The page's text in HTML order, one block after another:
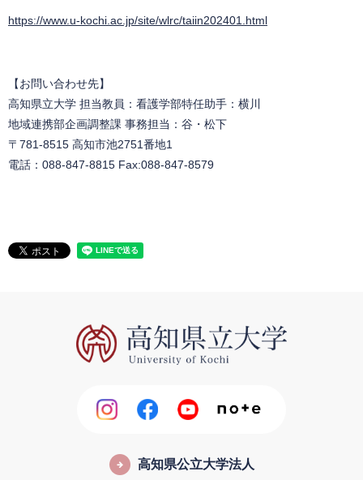
https://www.u-kochi.ac.jp/site/wlrc/taiin202401.html
【お問い合わせ先】
高知県立大学 担当教員：看護学部特任助手：横川
地域連携部企画調整課 事務担当：谷・松下
〒781-8515 高知市池2751番地1
電話：088-847-8815 Fax:088-847-8579
高知県公立大学法人